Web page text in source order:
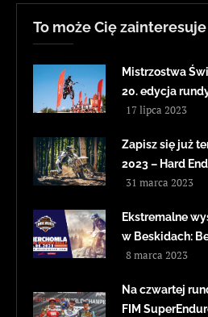
To może Cię zainteresuje
Mistrzostwa
20. edycja
17 lipca 2023
Zapisz się już
2023 – Hard
31 marca 2023
Ekstremalne
w Beskidach:
8 marca 2023
Na czwartej
FIM